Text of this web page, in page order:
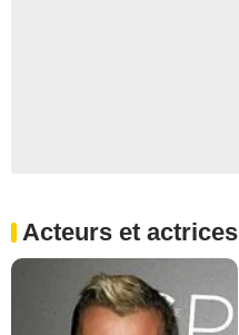
Acteurs et actrices